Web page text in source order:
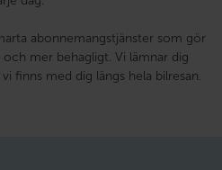
abonnemangstjänster som gör
mer behagligt. Vi lämnar dig
finns med dig längs hela bilresan.